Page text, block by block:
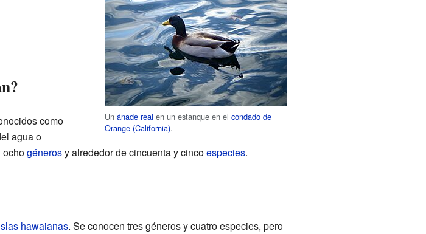
Unánade real en un estanque en elcondado de
Orange (California).
como
agua o
ochogénerosy alrededor de cincuenta y cincoespecies.
hawaianas. Se conocen tres géneros y cuatro especies, pero